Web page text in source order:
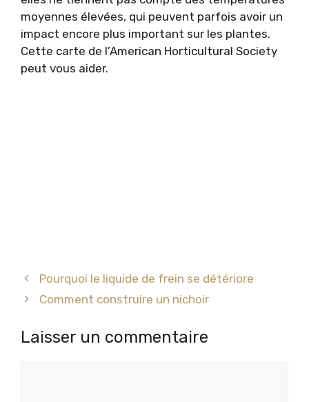
moyennes élevées, qui peuvent parfois avoir un
impact encore plus important sur les plantes.
Cette carte de l’American Horticultural Society
peut vous aider.
Pourquoi le liquide de frein se détériore
Comment construire un nichoir
Laisser un commentaire